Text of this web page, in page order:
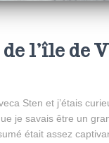
l’île de
Sten et j’étais
je savais être un
était assez